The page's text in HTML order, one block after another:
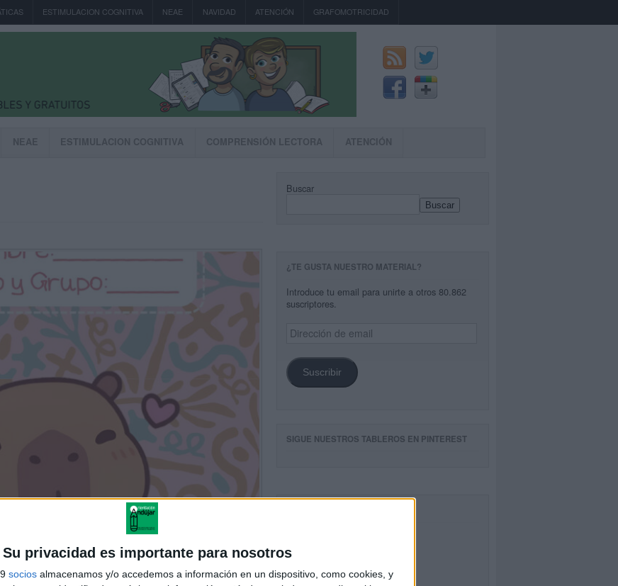
Su privacidad es importante para nosotros
socios almacenamos y/o accedemos a información en un dispositivo, como cookies, y
ESTIMULACION COGNITIVA NEAE NAVIDAD ATENCIÓN GRAFOMOTRICIDAD
NEAE ESTIMULACION COGNITIVA COMPRENSIÓN LECTORA ATENCIÓN
Buscar
Buscar
¿TE GUSTA NUESTRO MATERIAL?
Introduce tu email para unirte a otros 80.862
suscriptores.
Dirección
de
Suscribir
SIGUE NUESTROS TABLEROS EN PINTEREST